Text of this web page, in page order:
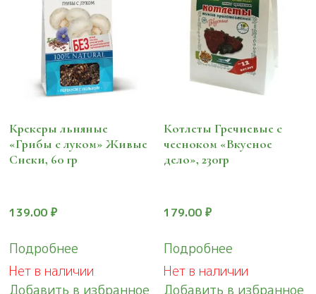
Крекеры льняные
«Грибы с луком» Живые
Снеки, 60 гр
139.00 ₽
Подробнее
Нет в наличии
Добавить в избранное
Котлеты Гречневые с
чесноком «Вкусное
дело», 230гр
179.00₽
Подробнее
Нет в наличии
Добавить в избранное